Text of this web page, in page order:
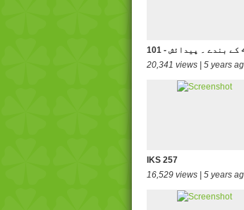
- اﷲ کے بندے ۔ پیدائش
20,341 views | 5 years
IKS 257
16,529 views | 5 years